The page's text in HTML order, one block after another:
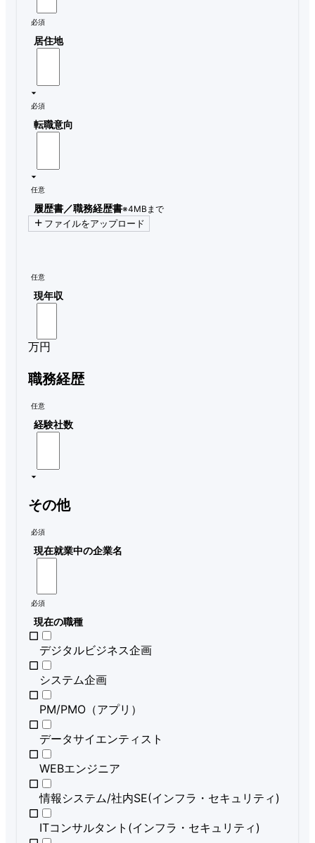
必須
居住地
必須
転職意向
任意
履歴書／職務経歴書※4MBまで
ファイルをアップロード
任意
現年収
万円
職務経歴
任意
経験社数
その他
必須
現在就業中の企業名
必須
現在の職種
デジタルビジネス企画
システム企画
PM/PMO（アプリ）
データサイエンティスト
WEBエンジニア
情報システム/社内SE(インフラ・セキュリティ)
ITコンサルタント(インフラ・セキュリティ)